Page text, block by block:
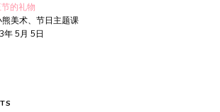
的礼物
熊美术、节日主题课
年 5月 5日